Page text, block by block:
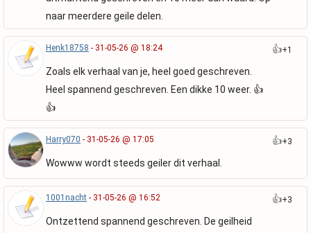
naar meerdere geile delen.
Henk18758 - 31-05-26 @ 18:24
Zoals elk verhaal van je, heel goed geschreven.
Heel spannend geschreven. Een dikke 10 weer. 👍
👍
👍+1
Harry070 - 31-05-26 @ 17:05
Wowww wordt steeds geiler dit verhaal.
👍+3
1001nacht - 31-05-26 @ 16:52
Ontzettend spannend geschreven. De geilheid
👍+3